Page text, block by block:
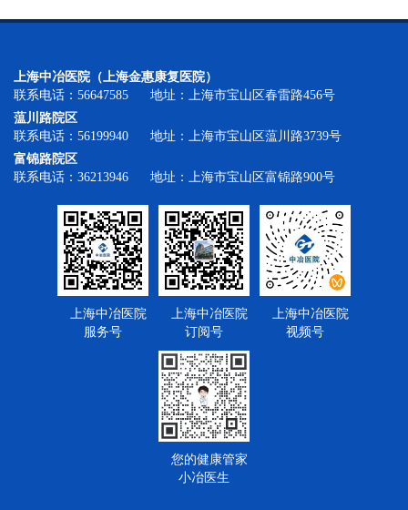
上海中冶医院（上海金惠康复医院）
联系电话：56647585 地址：上海市宝山区春雷路456号
蕰川路院区
联系电话：56199940 地址：上海市宝山区蕰川路3739号
富锦路院区
联系电话：36213946 地址：上海市宝山区富锦路900号
上海中冶医院
服务号
上海中冶医院
订阅号
上海中冶医院
视频号
您的健康管家
小冶医生